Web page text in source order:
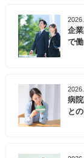
企
で
病
と